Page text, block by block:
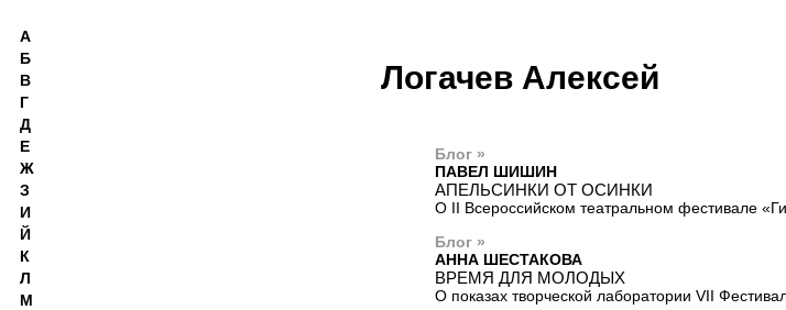
Логачев Алексей
Блог »
ПАВЕЛ ШИШИН
АПЕЛЬСИНКИ ОТ ОСИНКИ
О II Всероссийском театральном фестивале
Блог »
АННА ШЕСТАКОВА
ВРЕМЯ ДЛЯ МОЛОДЫХ
О показах творческой лаборатории VII
А
Б
В
Г
Д
Е
Ж
З
И
Й
К
Л
М